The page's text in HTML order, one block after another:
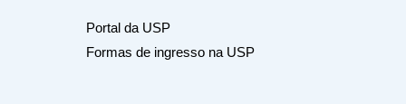
Portal da USP
Formas de ingresso na USP